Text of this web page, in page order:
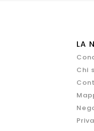
LA
Chi